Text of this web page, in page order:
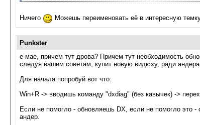
Ничего Можешь переименовать её в интересную
Punkster
е-мае, причем тут дрова? Причем тут необходимость
следуя вашим советам, купит новую видюху, ради
Для начала попробуй вот что:
Win+R -> вводишь команду "dxdiag" (без кавычек) ->
Если не помогло - обновляешь DX, если не помогло это
андер.